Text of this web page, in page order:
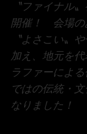
〝ファイナル
開催！ 会場の
〝よさこい〟
加え、地元を
ラファーによ
ではの伝統・
なりました！